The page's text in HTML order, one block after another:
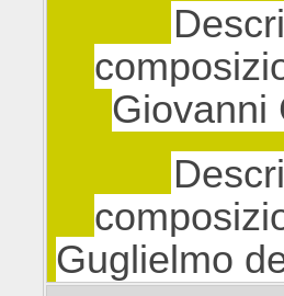
Giovanni
Guglielmo